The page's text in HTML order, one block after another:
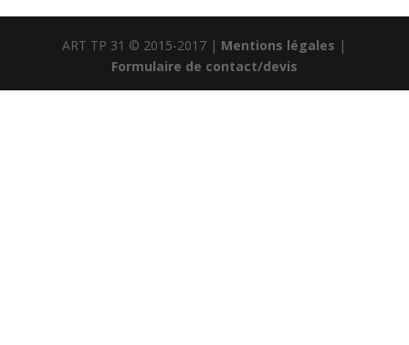
ART TP 31 © 2015-2017 | Mentions légales |
Formulaire de contact/devis